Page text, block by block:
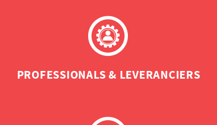
PROFESSIONALS & LEVERANCIERS